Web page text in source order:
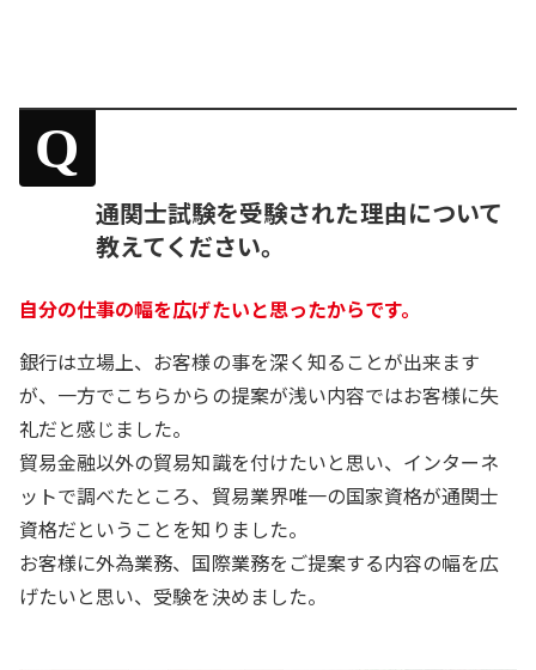
Q
通関士試験を受験された理由について
教えてください。
自分の仕事の幅を広げたいと思ったからです。
銀行は立場上、お客様の事を深く知ることが出来ます
が、一方でこちらからの提案が浅い内容ではお客様に失
礼だと感じました。
貿易金融以外の貿易知識を付けたいと思い、インターネ
ットで調べたところ、貿易業界唯一の国家資格が通関士
資格だということを知りました。
お客様に外為業務、国際業務をご提案する内容の幅を広
げたいと思い、受験を決めました。